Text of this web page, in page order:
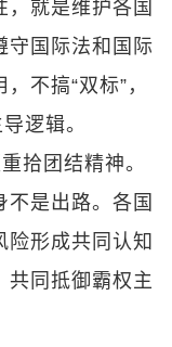
，就是维护各国
守国际法和国际
不搞“双标”，
逻辑。
拾团结精神。
不是出路。各国
险形成共同认知
共同抵御霸权主